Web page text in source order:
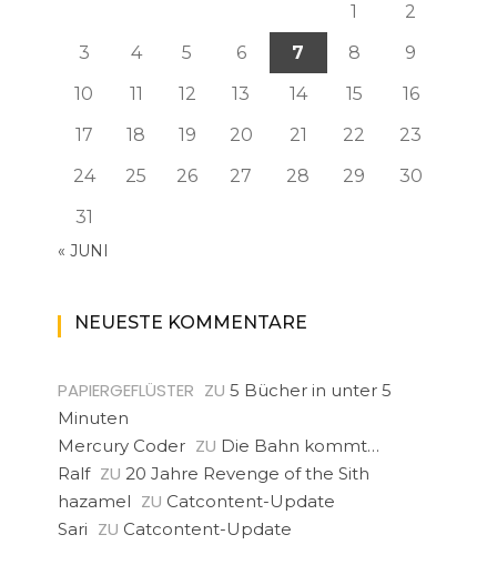
1
2
3
4 5 6 7 8
9
10
11 12 13 14 15
16
17
18 19 20 21 22
23
24
25 26 27 28 29
30
31
« JUNI
NEUESTE KOMMENTARE
PAPIERGEFLÜSTER ZU 5 Bücher in unter 5
Minuten
Mercury Coder ZU Die Bahn kommt…
Ralf ZU 20 Jahre Revenge of the Sith
hazamel ZU Catcontent-Update
Sari ZU Catcontent-Update